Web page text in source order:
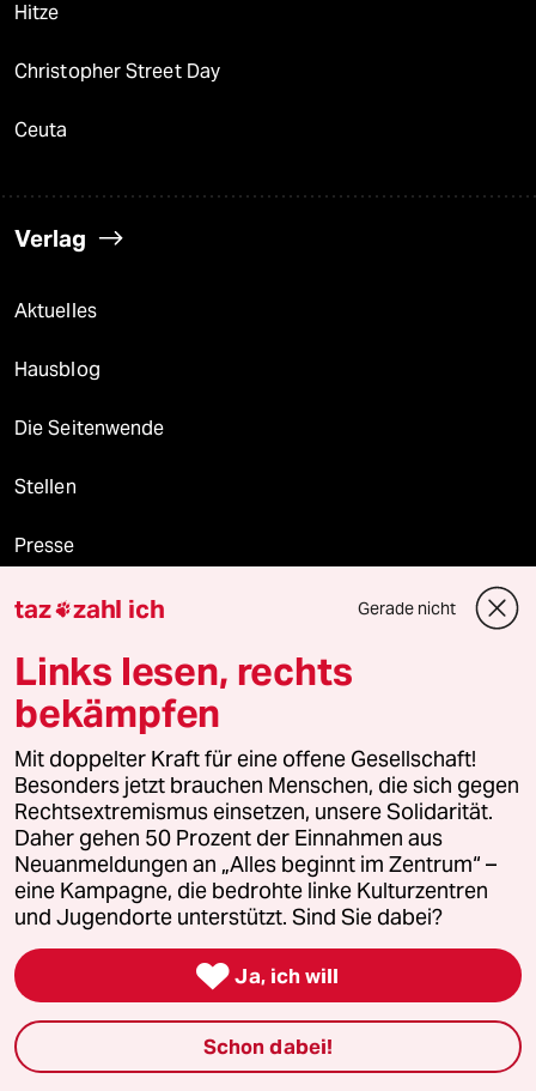
Hitze
Christopher Street Day
Ceuta
Verlag
Aktuelles
Hausblog
Die Seitenwende
Stellen
Presse
Unterstützen
abo
genossenschaft
taz zahl ich
recherchefonds ausland
panterstiftung
panterpreis 2026
taz zahl ich Gerade nicht
Links lesen, rechts
bekämpfen
Mit doppelter Kraft für eine offene Gesellschaft!
Besonders jetzt brauchen Menschen, die sich gegen
Rechtsextremismus einsetzen, unsere Solidarität.
Daher gehen 50 Prozent der Einnahmen aus
Neuanmeldungen an „Alles beginnt im Zentrum“ –
eine Kampagne, die bedrohte linke Kulturzentren
und Jugendorte unterstützt. Sind Sie dabei?
 Ja, ich will
Schon dabei!